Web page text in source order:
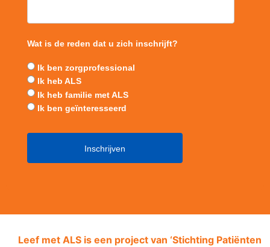
Wat is de reden dat u zich inschrijft?
Ik ben zorgprofessional
Ik heb ALS
Ik heb familie met ALS
Ik ben geïnteresseerd
Leef met ALS is een project van ‘Stichting Patiënten